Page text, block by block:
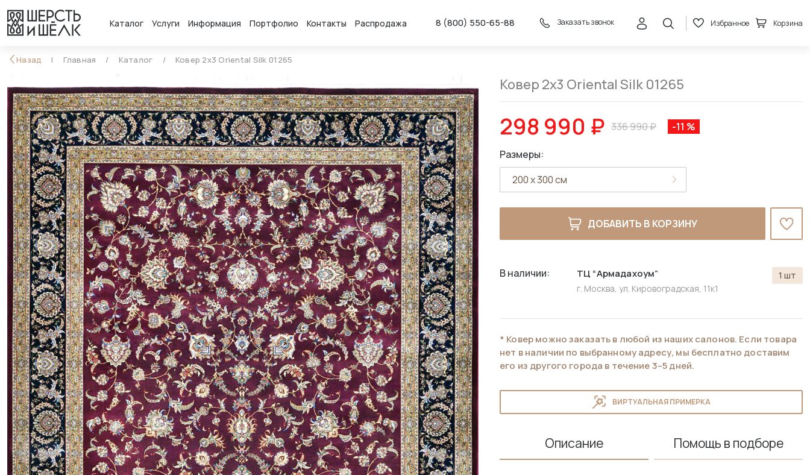
Каталог Услуги Информация Портфолио Контакты Распродажа 8 (800) 550-65-88 Заказать звонок Избранное Корзина
Назад Главная Каталог Ковер 2x3 Oriental Silk 01265
Ковер 2x3 Oriental Silk 01265
298 990 ₽ 336 990 ₽ -11 %
Размеры:
ДОБАВИТЬ В КОРЗИНУ
В наличии: ТЦ “Армадахоум”
г. Москва, ул. Кировоградская, 11к1
1 шт
* Ковер можно заказать в любой из наших салонов. Если товара
нет в наличии по выбранному адресу, мы бесплатно доставим
его из другого города в течение 3–5 дней.
ВИРТУАЛЬНАЯ ПРИМЕРКА
Описание Помощь в подборе